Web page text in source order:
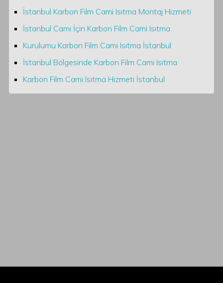
İstanbul Karbon Film Cami Isıtma Montaj Hizmeti
İstanbul Cami İçin Karbon Film Cami Isıtma
Kurulumu Karbon Film Cami Isıtma İstanbul
İstanbul Bölgesinde Karbon Film Cami Isıtma
Karbon Film Cami Isıtma Hizmeti İstanbul